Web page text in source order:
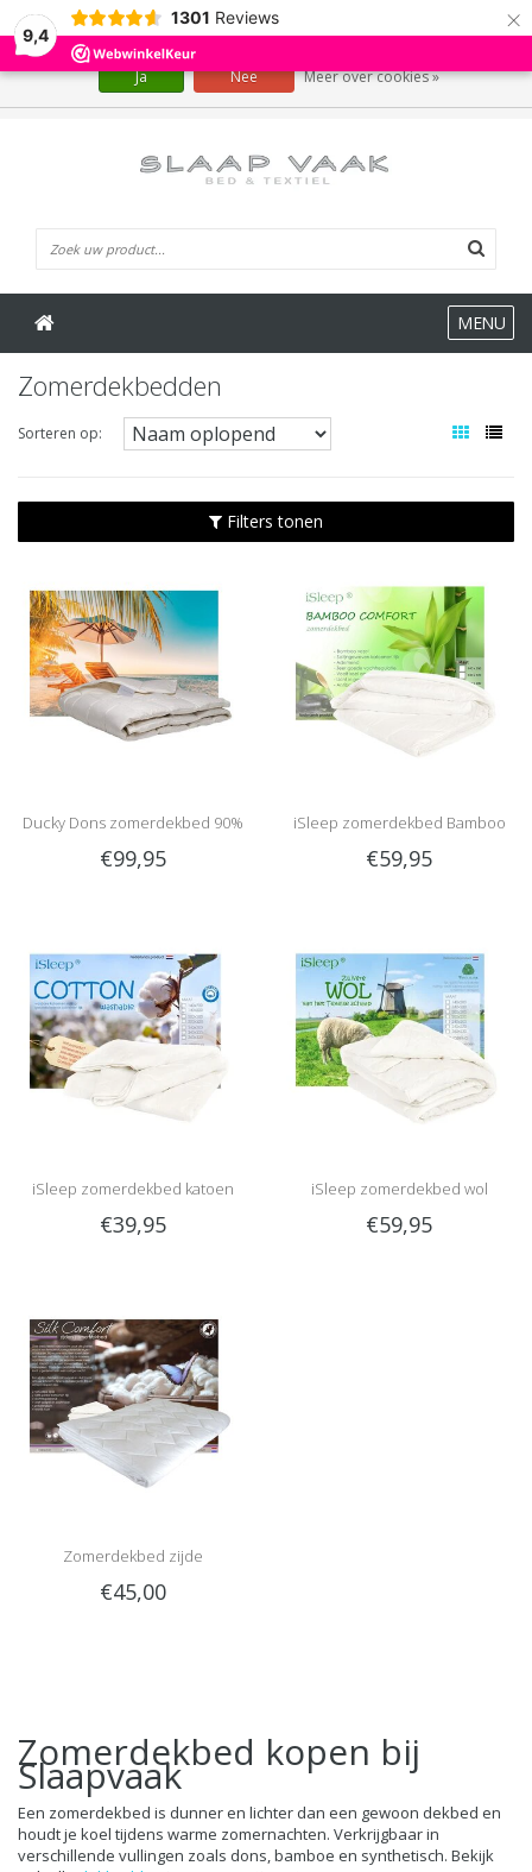
9,4
1301 Reviews ×
MENU
Zomerdekbedden
Sorteren op:
Filters tonen
Ducky Dons zomerdekbed 90%
€99,95
iSleep zomerdekbed Bamboo
€59,95
iSleep zomerdekbed katoen
€39,95
iSleep zomerdekbed wol
€59,95
Zomerdekbed zijde
€45,00
Zomerdekbed kopen bij
Slaapvaak
Een zomerdekbed is dunner en lichter dan een gewoon dekbed en
houdt je koel tijdens warme zomernachten. Verkrijgbaar in
verschillende vullingen zoals dons, bamboe en synthetisch. Bekijk
Wij slaan cookies op om onze website te verbeteren. Is dat akkoord?
Ja Nee Meer over cookies »